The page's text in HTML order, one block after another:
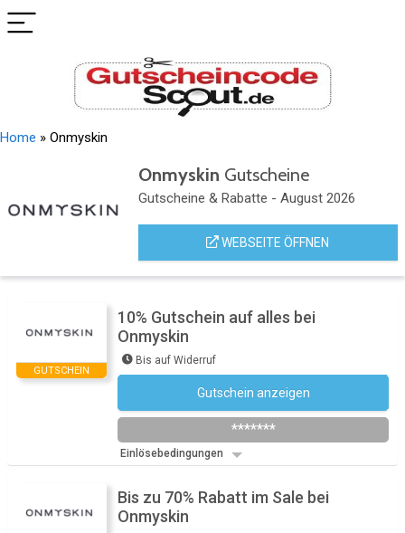
Home » Onmyskin
Onmyskin Gutscheine
Gutscheine & Rabatte - August 2026
WEBSEITE ÖFFNEN
GUTSCHEIN
10% Gutschein auf alles bei
Onmyskin
Bis auf Widerruf
Gutschein anzeigen
*******
Einlösebedingungen
Bis zu 70% Rabatt im Sale bei
Onmyskin